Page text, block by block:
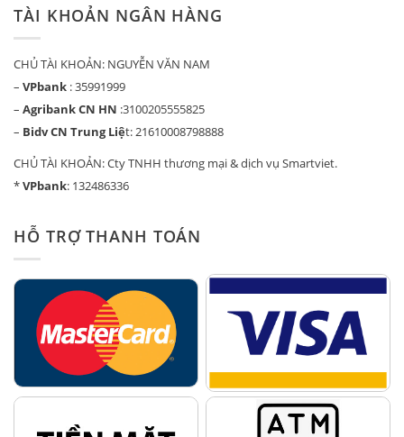
TÀI KHOẢN NGÂN HÀNG
CHỦ TÀI KHOẢN: NGUYỄN VĂN NAM
– VPbank : 35991999
– Agribank CN HN :3100205555825
– Bidv CN Trung Liệt: 21610008798888
CHỦ TÀI KHOẢN: Cty TNHH thương mại & dịch vụ Smartviet.
*VPbank: 132486336
HỖ TRỢ THANH TOÁN